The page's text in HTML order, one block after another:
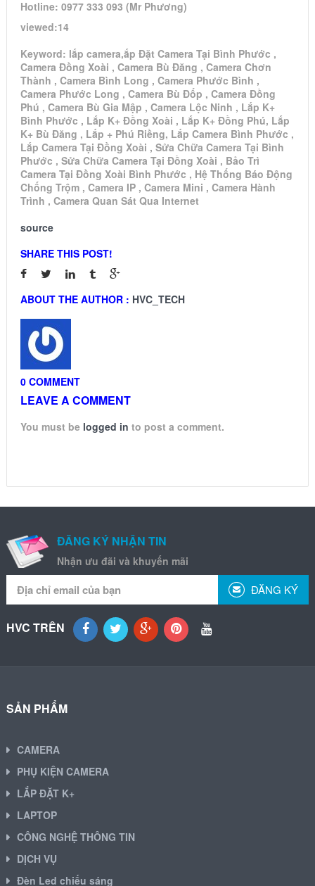
Hotline: 0977 333 093 (Mr Phương)
viewed:14
Keyword: lắp camera,ắp Đặt Camera Tại Bình Phước ,
Camera Đồng Xoài , Camera Bù Đăng , Camera Chơn
Thành , Camera Bình Long , Camera Phước Bình ,
Camera Phước Long , Camera Bù Đốp , Camera Đồng
Phú , Camera Bù Gia Mập , Camera Lộc Ninh , Lắp K+
Bình Phước , Lắp K+ Đồng Xoài , Lắp K+ Đồng Phú, Lắp
K+ Bù Đăng , Lắp + Phú Riềng, Lắp Camera Bình Phước ,
Lắp Camera Tại Đồng Xoài , Sửa Chữa Camera Tại Bình
Phước , Sửa Chữa Camera Tại Đồng Xoài , Bảo Trì
Camera Tại Đồng Xoài Bình Phước , Hệ Thống Báo Động
Chống Trộm , Camera IP , Camera Mini , Camera Hành
Trình , Camera Quan Sát Qua Internet
source
SHARE THIS POST!
ABOUT THE AUTHOR : HVC_TECH
0 COMMENT
LEAVE A COMMENT
You must be logged in to post a comment.
ĐĂNG KÝ NHẬN TIN
Nhận ưu đãi và khuyến mãi
ĐĂNG KÝ
HVC TRÊN
SẢN PHẨM
CAMERA
PHỤ KIỆN CAMERA
LẮP ĐẶT K+
LAPTOP
CÔNG NGHỆ THÔNG TIN
DỊCH VỤ
Đèn Led chiếu sáng